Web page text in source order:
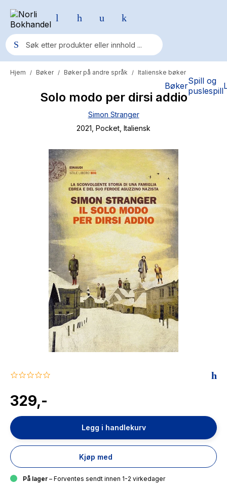
BøkerSpill og
puslespill
Populære søk
Pokemon
Fury Bound - Sable Sorensen
Yesteryear
Elizabeth Strout
Hypopressiv trening
The Housemaid
Hjem / Bøker / Bøker på andre språk / Italienske bøker
Solo modo per dirsi addio
Simon Stranger
2021 , Pocket , Italiensk
0.0
rating
329,-
Legg i handlekurv
Kjøp med
På lager – Forventes sendt innen 1-2 virkedager